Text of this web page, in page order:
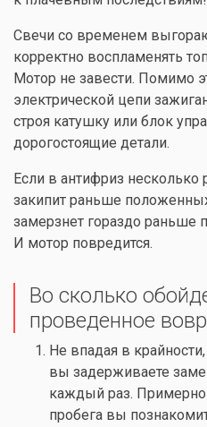
Свечи со временем
корректно воспламенять
Мотор не завести. Помимо
электрической цепи
строя катушку или блок
дорогостоящие детали.
Если в антифриз несколько
закипит раньше
замерзнет гораздо раньше
И мотор повредится.
Во сколько
проведенное
Не впадая в
вы задерживаете
каждый раз.
пробега вы